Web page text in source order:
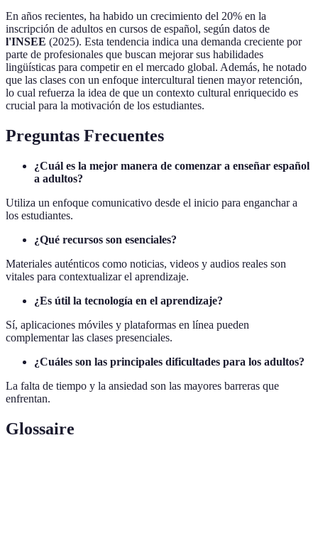
En años recientes, ha habido un crecimiento del 20% en la
inscripción de adultos en cursos de español, según datos de
l'INSEE (2025). Esta tendencia indica una demanda creciente por
parte de profesionales que buscan mejorar sus habilidades
lingüísticas para competir en el mercado global. Además, he notado
que las clases con un enfoque intercultural tienen mayor retención,
lo cual refuerza la idea de que un contexto cultural enriquecido es
crucial para la motivación de los estudiantes.
Preguntas Frecuentes
¿Cuál es la mejor manera de comenzar a enseñar español
a adultos?
Utiliza un enfoque comunicativo desde el inicio para enganchar a
los estudiantes.
¿Qué recursos son esenciales?
Materiales auténticos como noticias, videos y audios reales son
vitales para contextualizar el aprendizaje.
¿Es útil la tecnología en el aprendizaje?
Sí, aplicaciones móviles y plataformas en línea pueden
complementar las clases presenciales.
¿Cuáles son las principales dificultades para los adultos?
La falta de tiempo y la ansiedad son las mayores barreras que
enfrentan.
Glossaire